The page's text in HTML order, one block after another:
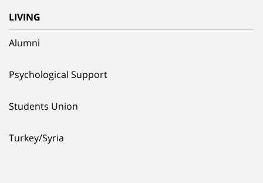
LIVING
Alumni
Psychological Support
Students Union
Turkey/Syria